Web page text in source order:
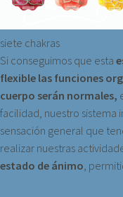
siete chakras
Si conseguimos que esta
flexible las funciones
cuerpo serán normales,
facilidad, nuestro sistema
sensación general que
realizar nuestras
estado de ánimo ,